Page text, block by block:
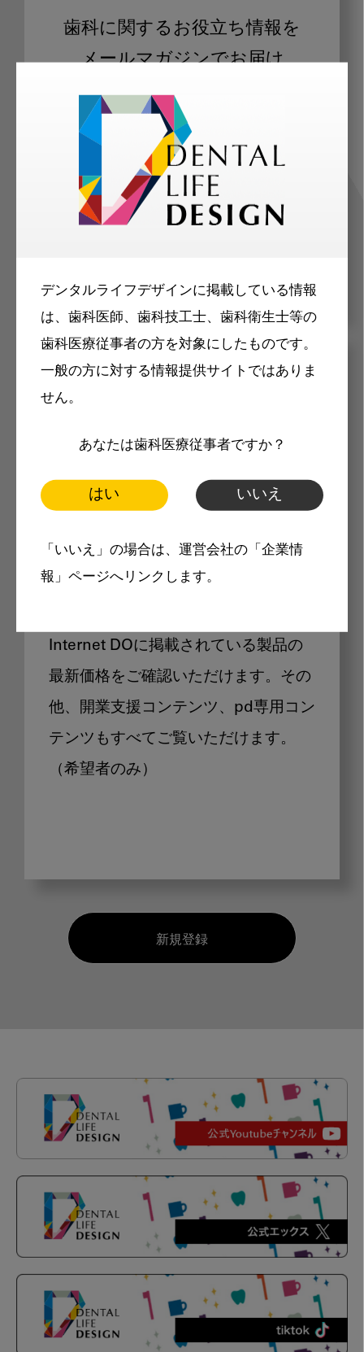
デンタルライフデザインに掲載している情報
は、歯科医師、歯科技工士、歯科衛生士等の
歯科医療従事者の方を対象にしたものです。
一般の方に対する情報提供サイトではありま
せん。
あなたは歯科医療従事者ですか？
はい いいえ
「いいえ」の場合は、運営会社の「企業情
報」ページへリンクします。
歯科に関するお役立ち情報を
メールマガジンでお届け
ご登録いただいた職種（歯科医師、歯
科衛生士、歯科技工士）に合わせた内
容のメールマガジンをお届けします。
メリット
製品価格も閲覧可能
Internet DOに掲載されている製品の
最新価格をご確認いただけます。その
他、開業支援コンテンツ、pd専用コン
テンツもすべてご覧いただけます。
（希望者のみ）
新規登録